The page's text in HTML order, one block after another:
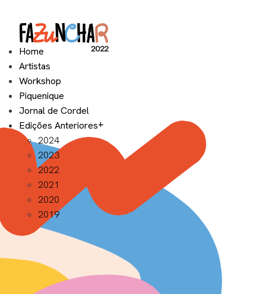
Home
Artistas
Workshop
Piquenique
Jornal de Cordel
Edições Anteriores
2024
2023
2022
2021
2020
2019
Exposição 2022